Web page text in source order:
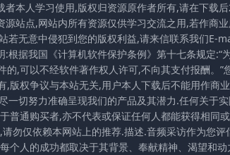
者本人学习使用,版权归资源原作者所有,请在下载
源站点,网站内所有资源仅供学习交流之用,若作商
若无意中侵犯到您的版权利益,请来信联系我们E-
:根据我国《计算机软件保护条例》第十七条规定
的,可以不经软件著作权人许可,不向其支付报酬。
,版权争议与本站无关,用户本人下载后不能用作商
一切努力准确呈现我们的产品及其潜力.任何关于
普通购买者,亦不代表或保证任何人都能获得相
勿仅依赖本网站上的推荐.描述.音频采访作为您
个人的成功都取决于其背景、奉献精神、渴望和